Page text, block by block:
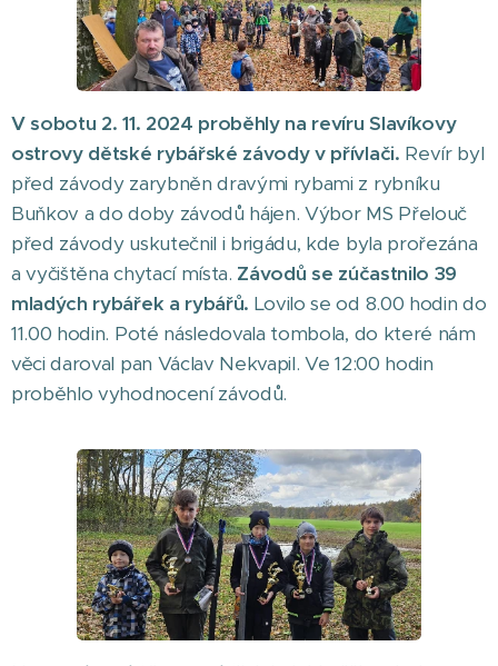
V sobotu 2. 11. 2024 proběhly na revíru Slavíkovy
ostrovy dětské rybářské závody v přívlači. Revír byl
před závody zarybněn dravými rybami z rybníku
Buňkov a do doby závodů hájen. Výbor MS Přelouč
před závody uskutečnil i brigádu, kde byla prořezána
a vyčištěna chytací místa. Závodů se zúčastnilo 39
mladých rybářek a rybářů. Lovilo se od 8.00 hodin do
11.00 hodin. Poté následovala tombola, do které nám
věci daroval pan Václav Nekvapil. Ve 12:00 hodin
proběhlo vyhodnocení závodů.